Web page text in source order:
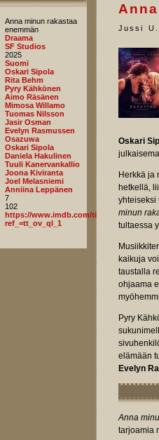
Anna minun rakastaa
enemmän
Draama
SF Studios
2025
Suomi
Oskari Sipola
Rita Behm
Pyry Kähkönen
Aimo Räsänen
Mimosa Willamo
Tuomas Nilsson
Jasir Osman
Evelyn Rasmussen
Osazuwa
Oskari Sipola
Daniela Hakulinen
Tuuli Kanervankallio
Joona Kiviranta
Joel Melasniemi
Anniina Leppänen
7
102
https://www.imdb.com/title/tt34367800/
ref_=tt_ov_ql_1
Jussi U.
Oskari
Herkkä ja
hetkellä,
yhteiseksi
minun
tultaessa
kaikuja
taustalla
ohjaama
Pyry
elämään
Evelyn
Anna
tarjoamia